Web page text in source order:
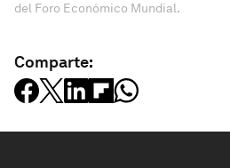
del Foro Económico Mundial.
Comparte: